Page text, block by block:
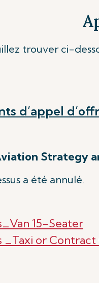
trouver ci-
d’appel
Strategy
a été annulé.
15-Seater
_Taxi or